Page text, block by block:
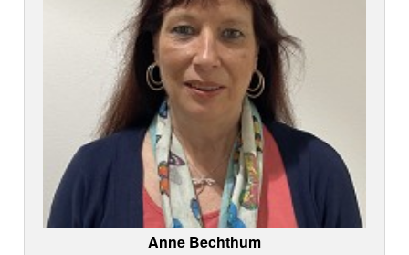
Anne Bechthum